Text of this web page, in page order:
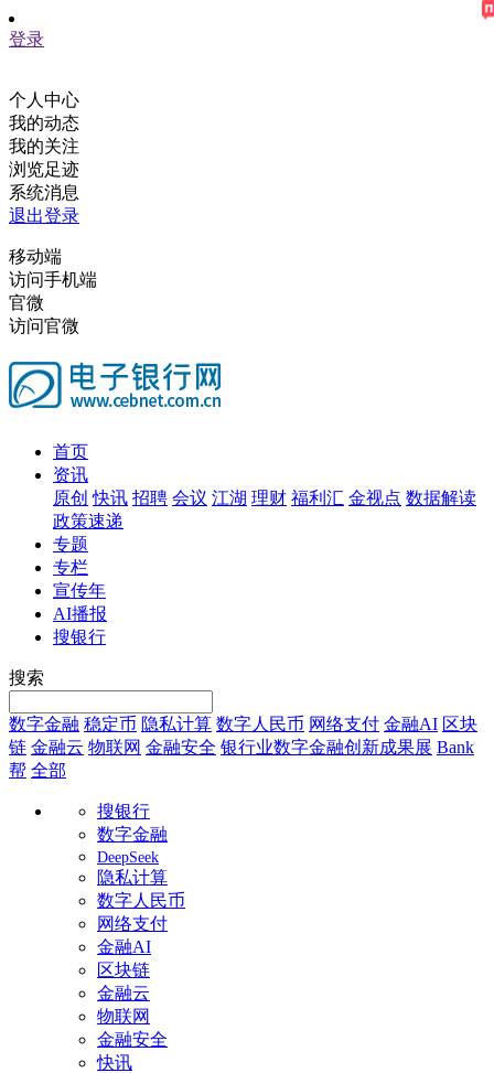
登录
个人中心
我的动态
我的关注
浏览足迹
系统消息
退出登录
移动端
访问手机端
官微
访问官微
首页
资讯
原创 快讯 招聘 会议 江湖 理财 福利汇 金视点 数据解读
政策速递
专题
专栏
宣传年
AI播报
搜银行
搜索
数字金融 稳定币 隐私计算 数字人民币 网络支付 金融AI 区块
链 金融云 物联网 金融安全 银行业数字金融创新成果展 Bank
帮 全部
搜银行
数字金融
DeepSeek
隐私计算
数字人民币
网络支付
金融AI
区块链
金融云
物联网
金融安全
快讯